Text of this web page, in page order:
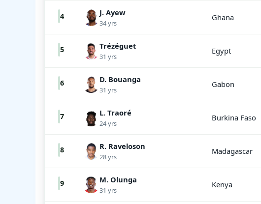
4 J. Ayew
34 yrs
Ghana
5 Trézéguet
31 yrs
Egypt
6 D. Bouanga
31 yrs
Gabon
7 L. Traoré
24 yrs
Burkina Faso
8 R. Raveloson
28 yrs
Madagascar
9 M. Olunga
31 yrs
Kenya